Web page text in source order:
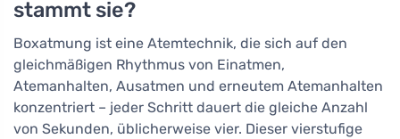
stammt sie?
Boxatmung ist eine Atemtechnik, die sich auf den
gleichmäßigen Rhythmus von Einatmen,
Atemanhalten, Ausatmen und erneutem Atemanhalten
konzentriert – jeder Schritt dauert die gleiche Anzahl
von Sekunden, üblicherweise vier. Dieser vierstufige